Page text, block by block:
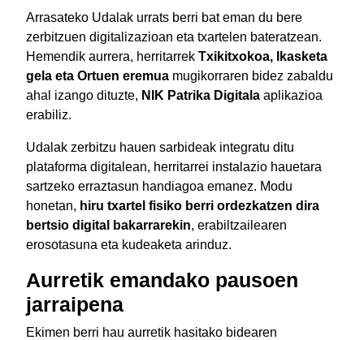
Arrasateko Udalak urrats berri bat eman du bere
zerbitzuen digitalizazioan eta txartelen bateratzean.
Hemendik aurrera, herritarrek Txikitxokoa, Ikasketa
gela eta Ortuen eremua mugikorraren bidez zabaldu
ahal izango dituzte, NIK Patrika Digitala aplikazioa
erabiliz.
Udalak zerbitzu hauen sarbideak integratu ditu
plataforma digitalean, herritarrei instalazio hauetara
sartzeko erraztasun handiagoa emanez. Modu
honetan, hiru txartel fisiko berri ordezkatzen dira
bertsio digital bakarrarekin, erabiltzailearen
erosotasuna eta kudeaketa arinduz.
Aurretik emandako pausoen
jarraipena
Ekimen berri hau aurretik hasitako bidearen